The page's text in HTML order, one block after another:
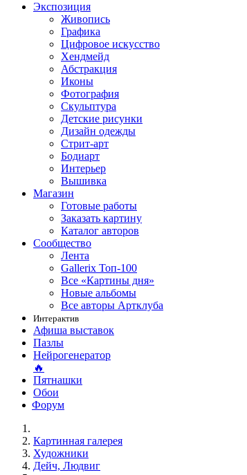
Экспозиция
Живопись
Графика
Цифровое искусство
Хендмейд
Абстракция
Иконы
Фотография
Скульптура
Детские рисунки
Дизайн одежды
Стрит-арт
Бодиарт
Интерьер
Вышивка
Магазин
Готовые работы
Заказать картину
Каталог авторов
Сообщество
Лента
Gallerix Топ-100
Все «Картины дня»
Новые альбомы
Все авторы Артклуба
Интерактив
Афиша выставок
Пазлы
Нейрогенератор
🔥
Пятнашки
Обои
Форум
Картинная галерея
Художники
Дейч, Людвиг